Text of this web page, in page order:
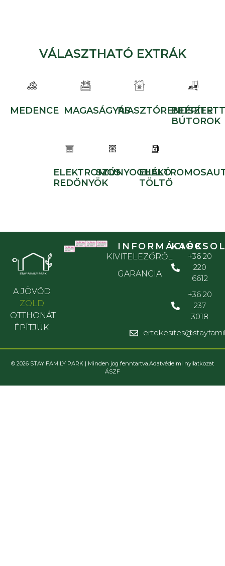
VÁLASZTHATÓ EXTRÁK
MEDENCE MAGASÁGYÁSRIASZTÓRENDSZER
BEÉPÍTETT
BÚTOROK
ELEKTROMOS
REDŐNYÖK
SZÚNYOGHÁLÓ
TÖLTŐ
A JÖVŐD
ZÖLD
OTTHONÁT
ÉPÍTJÜK.
INFORMÁCIÓK
KIVITELEZŐRŐL
GARANCIA
+36 20
220
6612
+36 20
237
3018
© 2026 STAY FAMILY PARK | Minden jog fenntartva.Adatvédelmi nyilatkozat
ÁSZF